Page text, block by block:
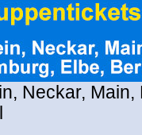
Neckar, Main,